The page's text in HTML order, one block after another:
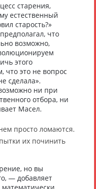
старения,
естественный
старость?»
что
возможно,
этого
что это не вопрос
сделала».
ни при
отбора, ни
Масел.
просто ломаются.
их починить
но вы
— добавляет